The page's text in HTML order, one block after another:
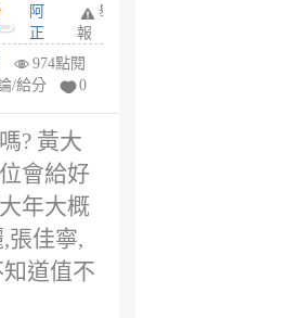
阿
正
6
年
舉
報
974點閱
/給分
0
? 黃大
會給好
年大概
張佳寧,
道值不